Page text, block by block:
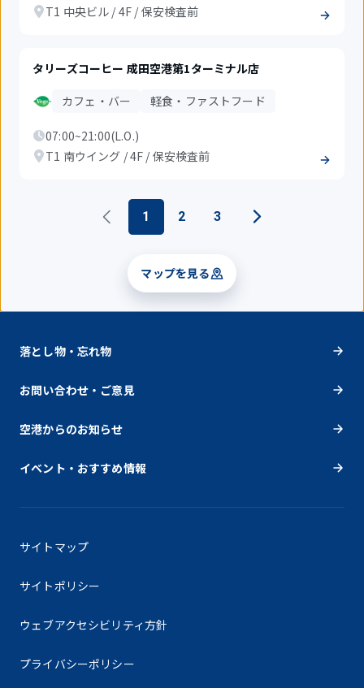
T1 中央ビル / 4F / 保安検査前
タリーズコーヒー 成田空港第1ターミナル店
カフェ・バー
軽食・ファストフード
07:00~21:00(L.O.)
T1 南ウイング / 4F / 保安検査前
1 2 3
マップを見る
落とし物・忘れ物
お問い合わせ・ご意見
空港からのお知らせ
イベント・おすすめ情報
サイトマップ
サイトポリシー
ウェブアクセシビリティ方針
プライバシーポリシー